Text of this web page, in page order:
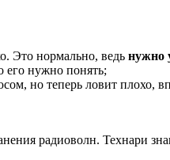
Это нормально, ведь нужно
нужно понять;
но теперь ловит плохо,
радиоволн. Технари